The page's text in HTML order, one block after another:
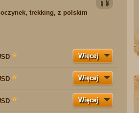
trekking, z polskim
★ Więcej
★ Więcej
★ Więcej